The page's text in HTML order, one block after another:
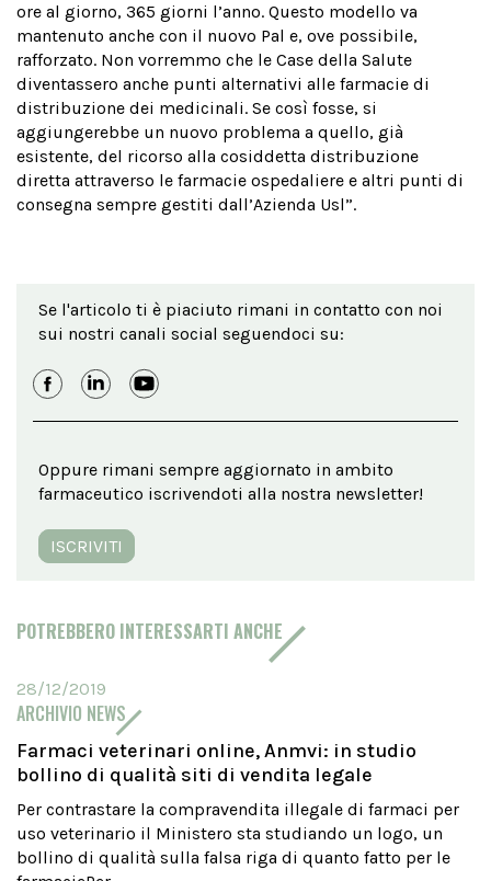
ore al giorno, 365 giorni l’anno. Questo modello va
mantenuto anche con il nuovo Pal e, ove possibile,
rafforzato. Non vorremmo che le Case della Salute
diventassero anche punti alternativi alle farmacie di
distribuzione dei medicinali. Se così fosse, si
aggiungerebbe un nuovo problema a quello, già
esistente, del ricorso alla cosiddetta distribuzione
diretta attraverso le farmacie ospedaliere e altri punti di
consegna sempre gestiti dall’Azienda Usl”.
Se l'articolo ti è piaciuto rimani in contatto con noi
sui nostri canali social seguendoci su:
Oppure rimani sempre aggiornato in ambito
farmaceutico iscrivendoti alla nostra newsletter!
ISCRIVITI
POTREBBERO INTERESSARTI ANCHE
28/12/2019
ARCHIVIO NEWS
Farmaci veterinari online, Anmvi: in studio
bollino di qualità siti di vendita legale
Per contrastare la compravendita illegale di farmaci per
uso veterinario il Ministero sta studiando un logo, un
bollino di qualità sulla falsa riga di quanto fatto per le